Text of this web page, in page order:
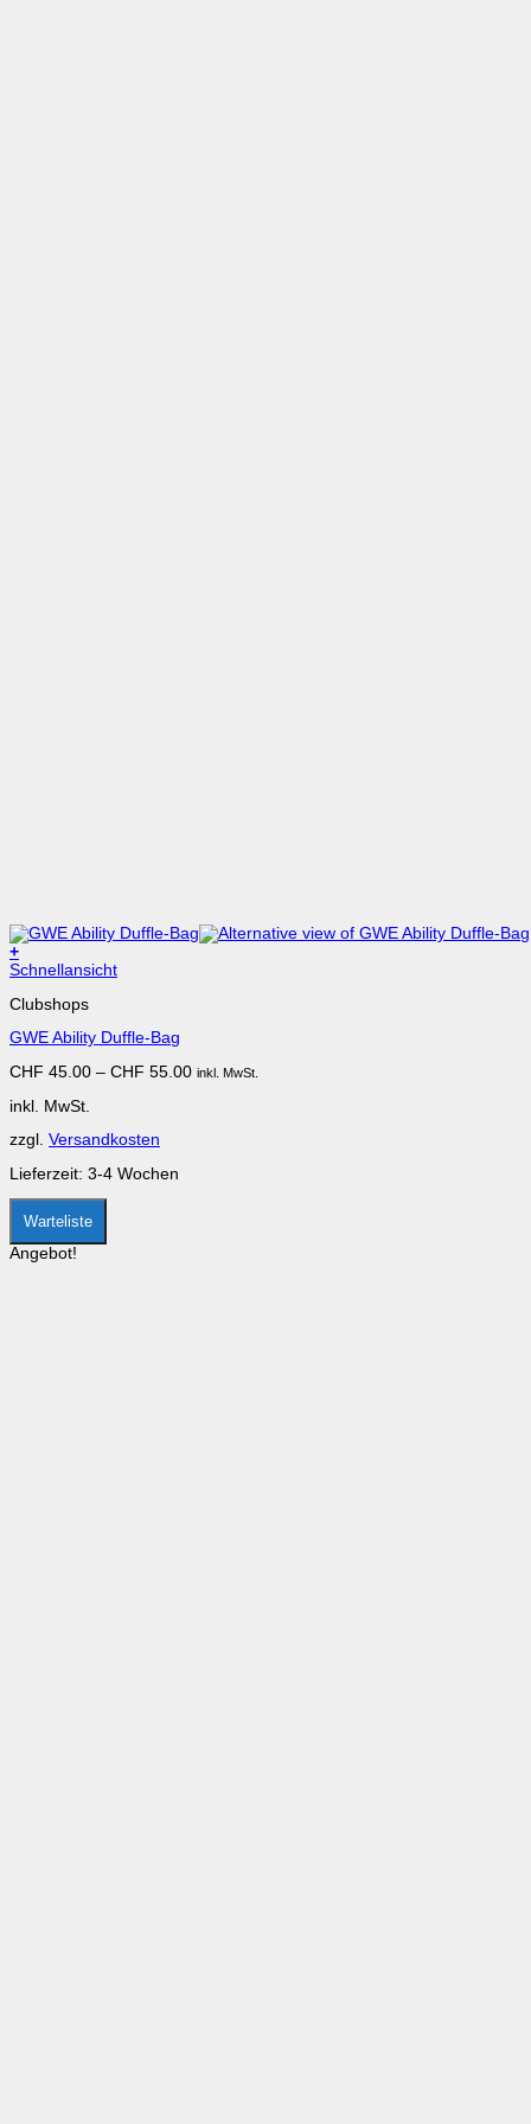
+
Dieses
weist
Varianten
Die
können
der
Produktseite
gewählt
werden
Schnellansicht
Clubshops
GWE Ability Duffle-Bag
CHF 45.00 – CHF 55.00 inkl. MwSt.
inkl. MwSt.
zzgl. Versandkosten
Lieferzeit: 3-4 Wochen
Warteliste
Angebot!